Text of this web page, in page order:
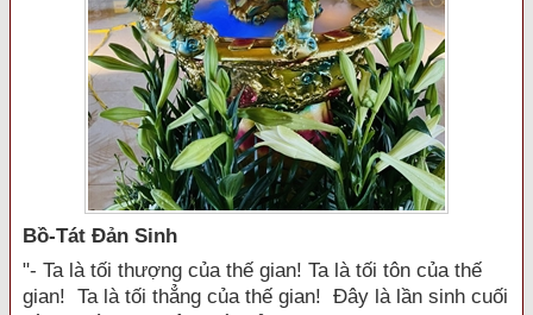
Bồ-Tát Đản Sinh
"- Ta là tối thượng của thế gian! Ta là tối tôn của thế
gian! Ta là tối thẳng của thế gian! Đây là lần sinh cuối